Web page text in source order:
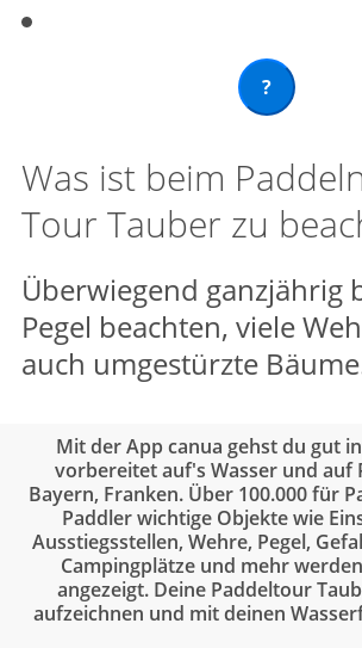
?
Was ist beim
Tour Tauber zu
Überwiegend ganzjährig
Pegel beachten, viele
auch umgestürzte
Mit der App canua gehst du gut
vorbereitet auf's Wasser und auf
Bayern, Franken. Über 100.000 für
Paddler wichtige Objekte wie
Ausstiegsstellen, Wehre, Pegel,
Campingplätze und mehr
angezeigt. Deine Paddeltour
aufzeichnen und mit deinen